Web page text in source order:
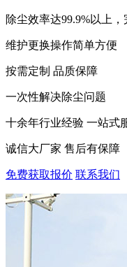
除尘效率达99.9%以上
维护更换操作简单方便
按需定制 品质保障
一次性解决除尘问题
十余年行业经验 一站式
诚信大厂家 售后有保障
免费获取报价 联系我们